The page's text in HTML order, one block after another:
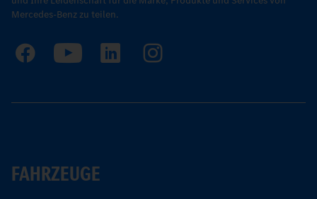
Mercedes-Benz zu teilen.
FAHRZEUGE